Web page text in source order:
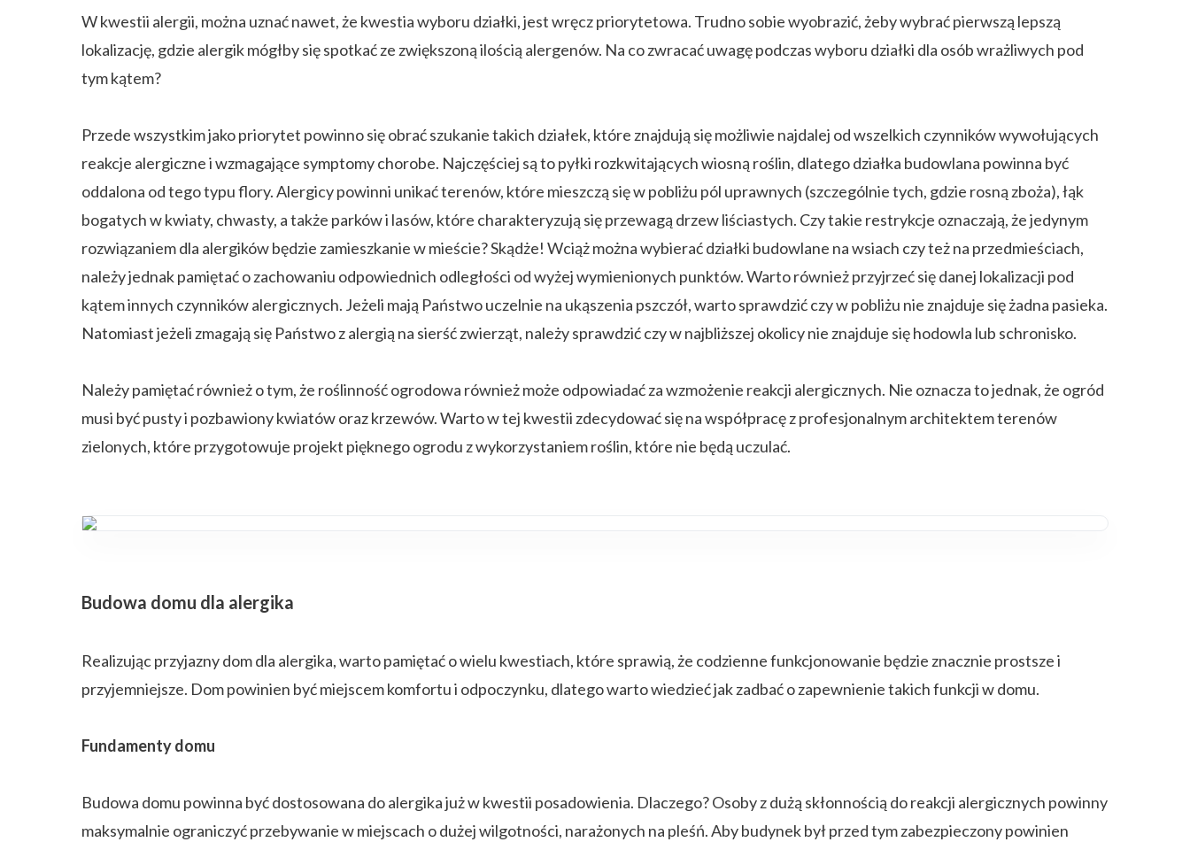
W kwestii alergii, można uznać nawet, że kwestia wyboru działki, jest wręcz priorytetowa. Trudno sobie wyobrazić, żeby wybrać pierwszą lepszą
lokalizację, gdzie alergik mógłby się spotkać ze zwiększoną ilością alergenów. Na co zwracać uwagę podczas wyboru działki dla osób wrażliwych pod
tym kątem?
Przede wszystkim jako priorytet powinno się obrać szukanie takich działek, które znajdują się możliwie najdalej od wszelkich czynników wywołujących
reakcje alergiczne i wzmagające symptomy chorobe. Najczęściej są to pyłki rozkwitających wiosną roślin, dlatego działka budowlana powinna być
oddalona od tego typu flory. Alergicy powinni unikać terenów, które mieszczą się w pobliżu pól uprawnych (szczególnie tych, gdzie rosną zboża), łąk
bogatych w kwiaty, chwasty, a także parków i lasów, które charakteryzują się przewagą drzew liściastych. Czy takie restrykcje oznaczają, że jedynym
rozwiązaniem dla alergików będzie zamieszkanie w mieście? Skądże! Wciąż można wybierać działki budowlane na wsiach czy też na przedmieściach,
należy jednak pamiętać o zachowaniu odpowiednich odległości od wyżej wymienionych punktów. Warto również przyjrzeć się danej lokalizacji pod
kątem innych czynników alergicznych. Jeżeli mają Państwo uczelnie na ukąszenia pszczół, warto sprawdzić czy w pobliżu nie znajduje się żadna pasieka.
Natomiast jeżeli zmagają się Państwo z alergią na sierść zwierząt, należy sprawdzić czy w najbliższej okolicy nie znajduje się hodowla lub schronisko.
Należy pamiętać również o tym, że roślinność ogrodowa również może odpowiadać za wzmożenie reakcji alergicznych. Nie oznacza to jednak, że ogród
musi być pusty i pozbawiony kwiatów oraz krzewów. Warto w tej kwestii zdecydować się na współpracę z profesjonalnym architektem terenów
zielonych, które przygotowuje projekt pięknego ogrodu z wykorzystaniem roślin, które nie będą uczulać.
Budowa domu dla alergika
Realizując przyjazny dom dla alergika, warto pamiętać o wielu kwestiach, które sprawią, że codzienne funkcjonowanie będzie znacznie prostsze i
przyjemniejsze. Dom powinien być miejscem komfortu i odpoczynku, dlatego warto wiedzieć jak zadbać o zapewnienie takich funkcji w domu.
Fundamenty domu
Budowa domu powinna być dostosowana do alergika już w kwestii posadowienia. Dlaczego? Osoby z dużą skłonnością do reakcji alergicznych powinny
maksymalnie ograniczyć przebywanie w miejscach o dużej wilgotności, narażonych na pleśń. Aby budynek był przed tym zabezpieczony powinien